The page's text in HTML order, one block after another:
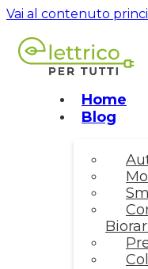
Vai al contenuto
Home
Blog